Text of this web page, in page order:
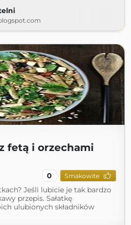
fetą i orzechami
0 Smakowite
Jeśli lubicie je tak bardzo
przepis. Sałatkę
ulubionych składników